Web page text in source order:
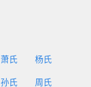
萧氏 杨氏
孙氏 周氏